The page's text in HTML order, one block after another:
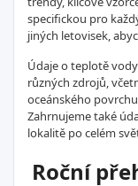
specifickou pro
jiných letovisek,
Údaje o teplotě
různých zdrojů,
oceánského
Zahrnujeme také
lokalitě po celém
Roční